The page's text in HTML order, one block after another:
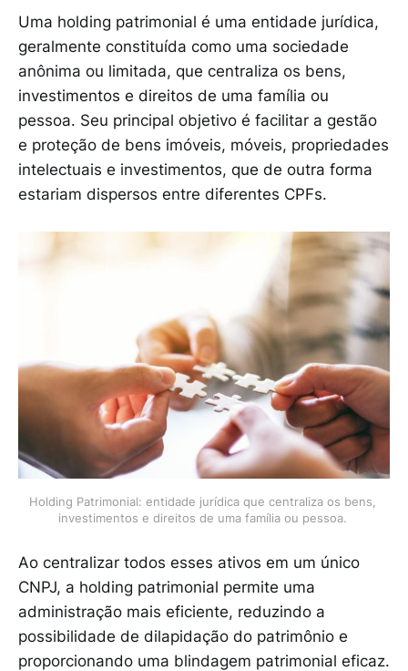
Uma holding patrimonial é uma entidade jurídica,
geralmente constituída como uma sociedade
anônima ou limitada, que centraliza os bens,
investimentos e direitos de uma família ou
pessoa. Seu principal objetivo é facilitar a gestão
e proteção de bens imóveis, móveis, propriedades
intelectuais e investimentos, que de outra forma
estariam dispersos entre diferentes CPFs.
Holding Patrimonial: entidade jurídica que centraliza os bens,
investimentos e direitos de uma família ou pessoa.
Ao centralizar todos esses ativos em um único
CNPJ, a holding patrimonial permite uma
administração mais eficiente, reduzindo a
possibilidade de dilapidação do patrimônio e
proporcionando uma blindagem patrimonial eficaz.